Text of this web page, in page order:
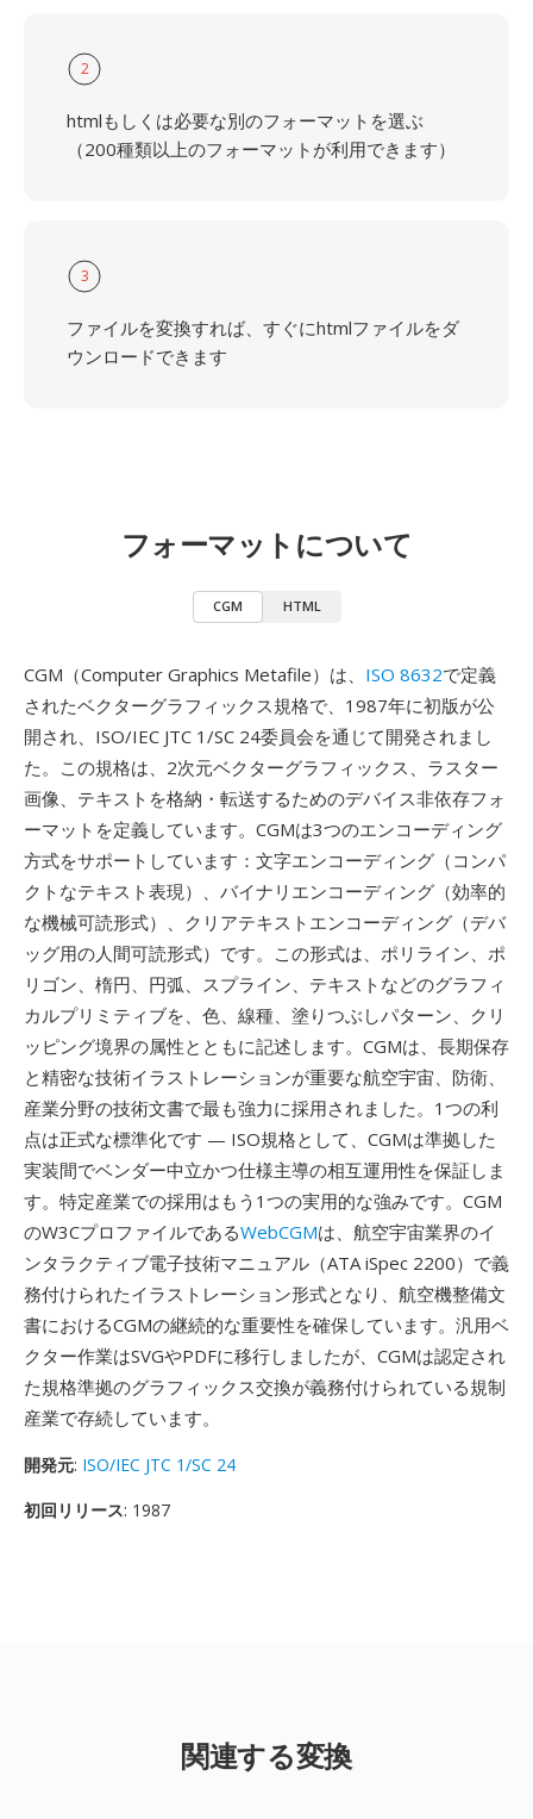
2
htmlもしくは必要な別のフォーマットを選ぶ
（200種類以上のフォーマットが利用できます）
3
ファイルを変換すれば、すぐにhtmlファイルをダ
ウンロードできます
フォーマットについて
CGM HTML
CGM（Computer Graphics Metafile）は、 ISO 8632で定義
されたベクターグラフィックス規格で、1987年に初版が公
開され、ISO/IEC JTC 1/SC 24委員会を通じて開発されまし
た。この規格は、2次元ベクターグラフィックス、ラスター
画像、テキストを格納・転送するためのデバイス非依存フォ
ーマットを定義しています。CGMは3つのエンコーディング
方式をサポートしています：文字エンコーディング（コンパ
クトなテキスト表現）、バイナリエンコーディング（効率的
な機械可読形式）、クリアテキストエンコーディング（デバ
ッグ用の人間可読形式）です。この形式は、ポリライン、ポ
リゴン、楕円、円弧、スプライン、テキストなどのグラフィ
カルプリミティブを、色、線種、塗りつぶしパターン、クリ
ッピング境界の属性とともに記述します。CGMは、長期保存
と精密な技術イラストレーションが重要な航空宇宙、防衛、
産業分野の技術文書で最も強力に採用されました。1つの利
点は正式な標準化です — ISO規格として、CGMは準拠した
実装間でベンダー中立かつ仕様主導の相互運用性を保証しま
す。特定産業での採用はもう1つの実用的な強みです。CGM
のW3CプロファイルであるWebCGMは、航空宇宙業界のイ
ンタラクティブ電子技術マニュアル（ATA iSpec 2200）で義
務付けられたイラストレーション形式となり、航空機整備文
書におけるCGMの継続的な重要性を確保しています。汎用ベ
クター作業はSVGやPDFに移行しましたが、CGMは認定され
た規格準拠のグラフィックス交換が義務付けられている規制
産業で存続しています。
開発元: ISO/IEC JTC 1/SC 24
初回リリース: 1987
関連する変換